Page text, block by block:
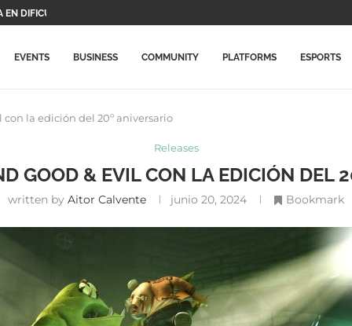
DIFICULTADES,...
EVENTS
BUSINESS COMMUNITY PLATFORMS ESPORTS
con la edición del 20º aniversario
Releases
GOOD & EVIL CON LA EDICIÓN DEL
written by Aitor Calvente junio 20, 2024 Bookmark